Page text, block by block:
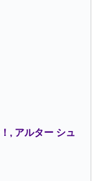
, アルター シュ